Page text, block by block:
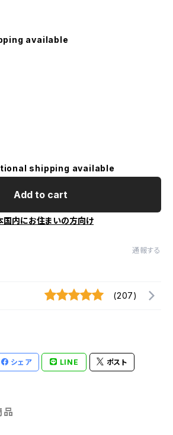
available
shipping available
Add to cart
国内にお住まいの方向け
通報する
(207)
シェア LINE ポスト
品